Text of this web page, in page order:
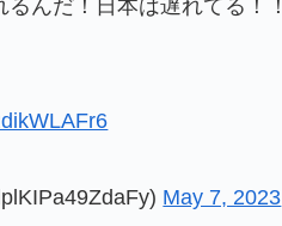
んだ！日本は遅れてる！！
May 7, 2023